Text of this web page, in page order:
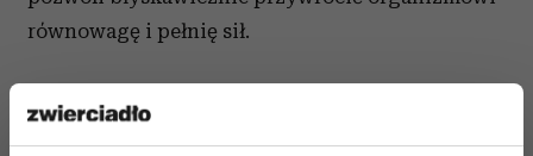
równowagę i pełnię sił.
Tłuste jedzenie: nie zawsze